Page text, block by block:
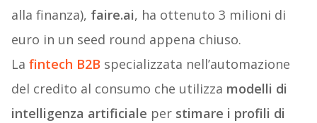
alla finanza), faire.ai, ha ottenuto 3 milioni di
euro in un seed round appena chiuso.
La fintech B2B specializzata nell’automazione
del credito al consumo che utilizza modelli di
intelligenza artificiale per stimare i profili di